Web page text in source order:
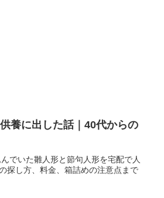
養に出した話｜40代からの
でいた雛人形と節句人形を宅配で人
探し方、料金、箱詰めの注意点まで